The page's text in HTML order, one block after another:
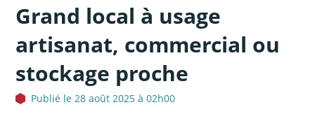
Grand local à usage
artisanat, commercial ou
stockage proche
Publié le 28 août 2025 à 02h00